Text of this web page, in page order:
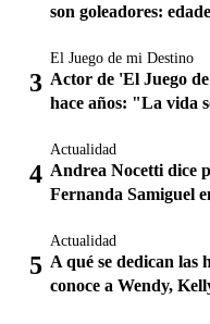
son goleadores:
El Juego de mi Destino
Actor de 'El Juego
hace años: "La vida
Actualidad
Andrea Nocetti dice
Fernanda Samiguel
Actualidad
A qué se dedican las
conoce a Wendy,